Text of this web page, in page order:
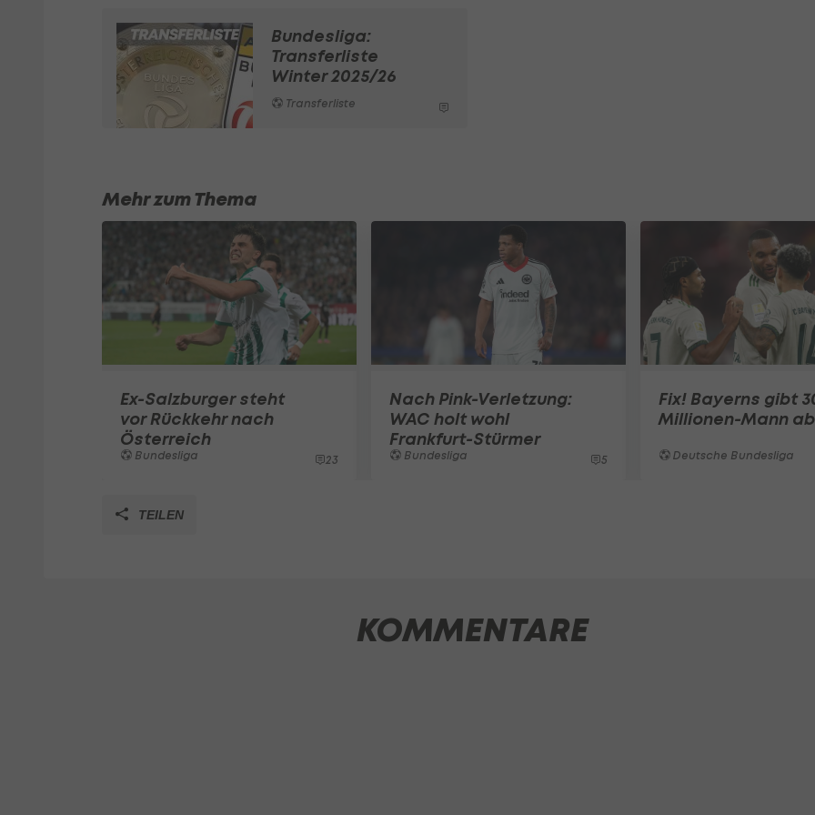
Bundesliga:
Transferliste
Winter 2025/26
Transferliste
Mehr zum Thema
Ex-Salzburger steht
vor Rückkehr nach
Österreich
Bundesliga 23
Nach Pink-Verletzung:
WAC holt wohl
Frankfurt-Stürmer
Bundesliga 5
Fix! Bayerns gibt
Millionen-Mann ab
Deutsche Bundesliga
TEILEN
KOMMENTARE